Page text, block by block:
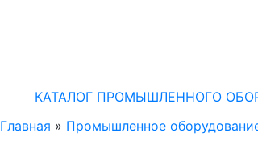
КАТАЛОГ ПРОМЫШЛЕННОГО
Главная » Промышленное